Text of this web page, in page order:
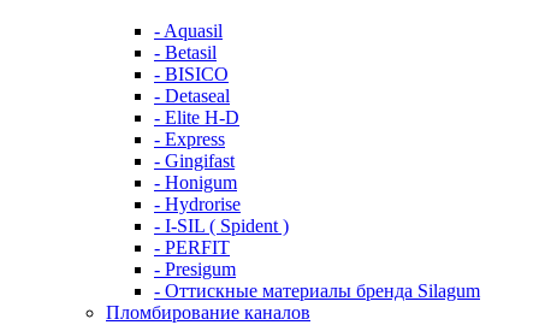
- Aquasil
- Betasil
- BISICO
- Detaseal
- Elite H-D
- Express
- Gingifast
- Honigum
- Hydrorise
- I-SIL ( Spident )
- PERFIT
- Presigum
- Оттискные материалы бренда Silagum
Пломбирование каналов